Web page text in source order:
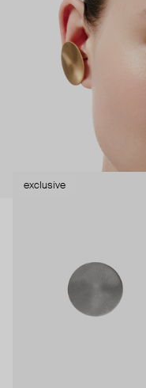
И в этом подходе есть
легкостью силуэтов –
гармония формы и
украшения вне времени
exclusive